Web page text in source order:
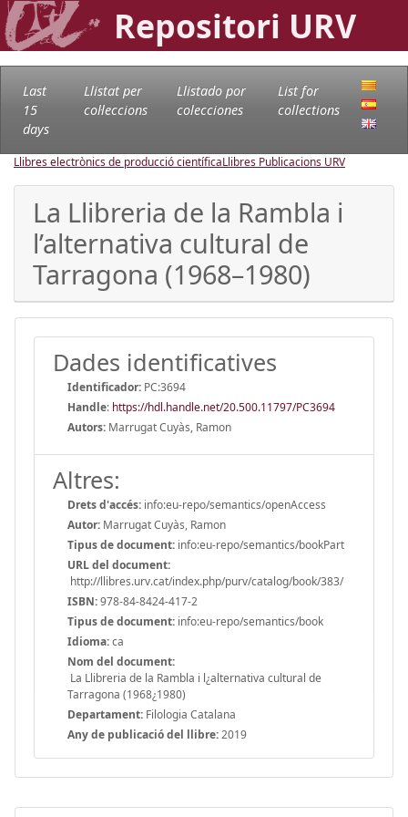
Repositori URV
Last
15
days
Llistat per
col·leccions
Llistado por
colecciones
List for
collections
Llibres electrònics de producció científicaLlibres Publicacions URV
La Llibreria de la Rambla i
l’alternativa cultural de
Tarragona (1968–1980)
Dades identificatives
Identificador: PC:3694
Handle: https://hdl.handle.net/20.500.11797/PC3694
Autors: Marrugat Cuyàs, Ramon
Altres:
Drets d'accés: info:eu-repo/semantics/openAccess
Autor: Marrugat Cuyàs, Ramon
Tipus de document: info:eu-repo/semantics/bookPart
URL del document:
http://llibres.urv.cat/index.php/purv/catalog/book/383/
ISBN:978-84-8424-417-2
Tipus de document: info:eu-repo/semantics/book
Idioma:ca
Nom del document:
La Llibreria de la Rambla i l¿alternativa cultural de
Tarragona (1968¿1980)
Departament: Filologia Catalana
Any de publicació del llibre:2019